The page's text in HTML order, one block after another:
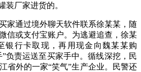
装厂家进货的。
通过境外聊天软件联系徐某某，随
信或支付宝账户。为逃避追查，徐某
银行卡取现，再用现金向魏某某购
”负责运送至买家手中。循线深挖，民
省外的一家“笑气”生产企业。民警还